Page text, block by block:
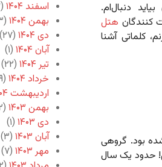
دنبال‌ام.
کنندگان هتل
کلماتی آشنا
بود. گروهی
حدود یک سال
اسفند ۱۴۰۴
(۱۲)
بهمن ۱۴۰۴
(۱۳)
دی ۱۴۰۴
(۲۷)
آبان ۱۴۰۴
(۱)
تیر ۱۴۰۴
(۲۲)
خرداد ۱۴۰۴
(۲۹)
اردیبهشت ۱۴۰۴
بهمن ۱۴۰۳
(۲)
دی ۱۴۰۳
(۱)
آبان ۱۴۰۳
(۳)
مهر ۱۴۰۳
(۷)